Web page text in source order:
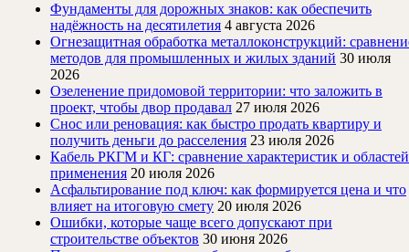
Фундаменты для дорожных знаков: как обеспечить
надёжность на десятилетия 4 августа 2026
Огнезащитная обработка металлоконструкций:
методов для промышленных и жилых зданий 30 июля
2026
Озеленение придомовой территории: что заложить в
проект, чтобы двор продавал 27 июля 2026
Снос или реновация: как быстро продать квартиру и
получить деньги до расселения 23 июля 2026
Кабель РКГМ и КГ: сравнение характеристик и областей
применения 20 июля 2026
Асфальтирование под ключ: как формируется цена и что
влияет на итоговую смету 20 июля 2026
Ошибки, которые чаще всего допускают при
строительстве объектов 30 июня 2026